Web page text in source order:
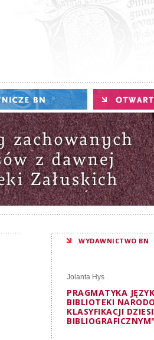
WYDAWNICTWO BN
Jolanta Hys
PRAGMATYKA
BIBLIOTEKI
KLASYFIKACJI